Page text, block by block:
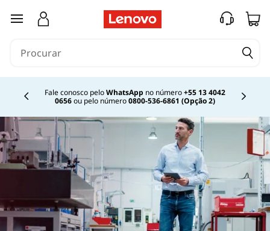
saltar para o conteúdo principal
Fale conosco peloWhatsApp no número+55 13 4042
0656ou pelo número0800-536-6861 (Opção 2)
Currently displaying item 2 of